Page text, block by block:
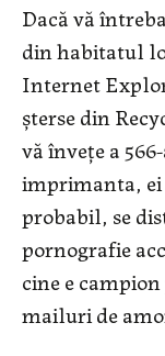
Dacă vă
din habitatul
Internet
șterse din
vă învețe a
imprimanta, ei
probabil, se
pornografie
cine e
mailuri de